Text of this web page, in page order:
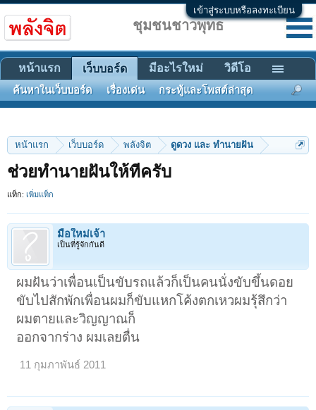
เข้าสู่ระบบหรือลงทะเบียน
หน้าแรก เว็บบอร์ด พลังจิต ดูดวง และ ทำนายฝัน
ช่วยทำนายฝันให้ทีครับ
แท็ก: เพิ่มแท็ก
มือใหม่เจ้า
เป็นที่รู้จักกันดี
ผมฝันว่าเพื่อนเป็นขับรถแล้วก็เป็นคนนั่งขับขึ้นดอย
ขับไปสักพักเพื่อนผมก็ขับแหกโค้งตกเหวผมรุ้สึกว่า
ผมตายและวิญญาณก็
ออกจากร่าง ผมเลยตื่น
11 กุมภาพันธ์ 2011
ชุมชนชาวพุทธ
หน้าแรก เว็บบอร์ด
ค้นหาในเว็บบอร์ด เรื่องเด่น กระทู้และโพสต์ล่าสุด
มีอะไรใหม่ วิดีโอ